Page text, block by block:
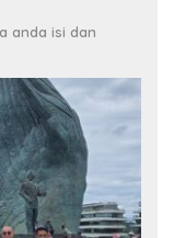
anda isi dan